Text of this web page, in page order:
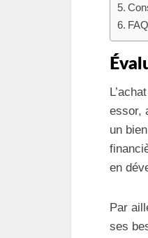
FAQ
essor,
un
en
Par
ses